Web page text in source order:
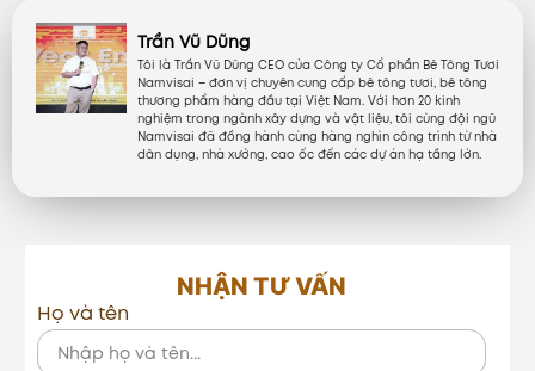
Trần Vũ Dũng
Tôi là Trần Vũ Dũng CEO của Công ty Cổ phần Bê Tông Tươi
Namvisai – đơn vị chuyên cung cấp bê tông tươi, bê tông
thương phẩm hàng đầu tại Việt Nam. Với hơn 20 kinh
nghiệm trong ngành xây dựng và vật liệu, tôi cùng đội ngũ
Namvisai đã đồng hành cùng hàng nghìn công trình từ nhà
dân dụng, nhà xưởng, cao ốc đến các dự án hạ tầng lớn.
NHẬN TƯ VẤN
Họ và tên